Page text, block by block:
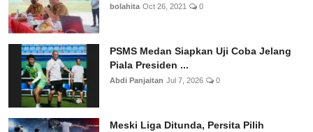
bolahita Oct 26, 2021 0
PSMS Medan Siapkan Uji Coba Jelang
Piala Presiden ...
Abdi Panjaitan Jul 7, 2026 0
Meski Liga Ditunda, Persita Pilih